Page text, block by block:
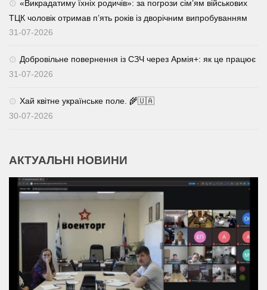
«Викрадатиму їхніх родичів»: за погрози сім’ям військових
ТЦК чоловік отримав п’ять років із дворічним випробуванням
31-07-2026
Добровільне повернення із СЗЧ через Армія+: як це працює
31-07-2026
Хай квітне українське поле. 🌾🇺🇦
30-07-2026
АКТУАЛЬНІ НОВИНИ